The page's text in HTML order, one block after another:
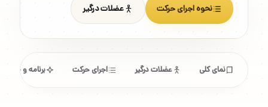
نحوه اجرای حرکت عضلات درگیر
نمای کلی عضلات درگیر اجرای حرکت برنامه و